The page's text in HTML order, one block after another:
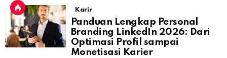
Karir
Panduan Lengkap Personal
Branding LinkedIn 2026: Dari
Optimasi Profil sampai
Monetisasi Karier